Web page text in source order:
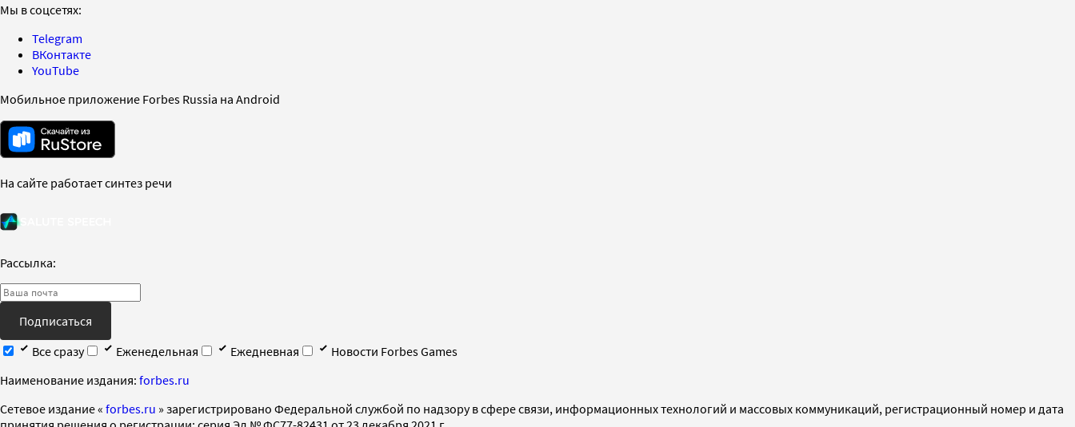
Мы в соцсетях:
Telegram
ВКонтакте
YouTube
Мобильное приложение Forbes Russia на Android
На сайте работает синтез речи
Рассылка:
Подписаться
Все сразу
Еженедельная Ежедневная
Новости Forbes Games
Наименование издания: forbes.ru
Cетевое издание « forbes.ru » зарегистрировано Федеральной службой по надзору в сфере связи, информационных технологий и массовых коммуникаций, регистрационный номер и дата